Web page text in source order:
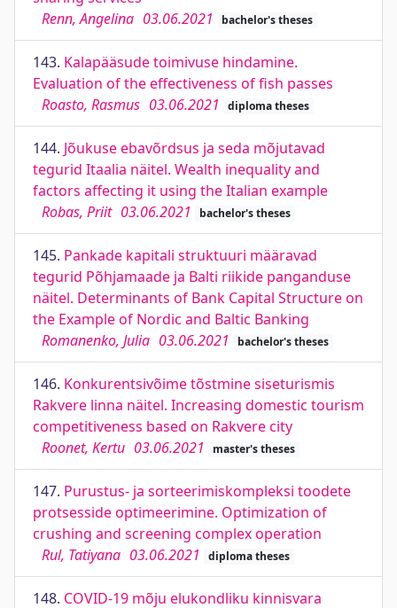
Renn, Angelina 03.06.2021 bachelor's theses
143. Kalapääsude toimivuse hindamine.
Evaluation of the effectiveness of fish passes
Roasto, Rasmus 03.06.2021 diploma theses
144. Jõukuse ebavõrdsus ja seda mõjutavad
tegurid Itaalia näitel. Wealth inequality and
factors affecting it using the Italian example
Robas, Priit 03.06.2021 bachelor's theses
145. Pankade kapitali struktuuri määravad
tegurid Põhjamaade ja Balti riikide panganduse
näitel. Determinants of Bank Capital Structure on
the Example of Nordic and Baltic Banking
Romanenko, Julia 03.06.2021 bachelor's theses
146. Konkurentsivõime tõstmine siseturismis
Rakvere linna näitel. Increasing domestic tourism
competitiveness based on Rakvere city
Roonet, Kertu 03.06.2021 master's theses
147. Purustus- ja sorteerimiskompleksi toodete
protsesside optimeerimine. Optimization of
crushing and screening complex operation
Rul, Tatiyana 03.06.2021 diploma theses
148. COVID-19 mõju elukondliku kinnisvara